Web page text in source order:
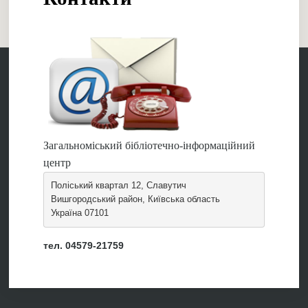
Загальноміський бібліотечно-інформаційний
центр
Поліський квартал 12, Славутич
Вишгородський район, Київська область
Україна 07101
тел. 04579-21759